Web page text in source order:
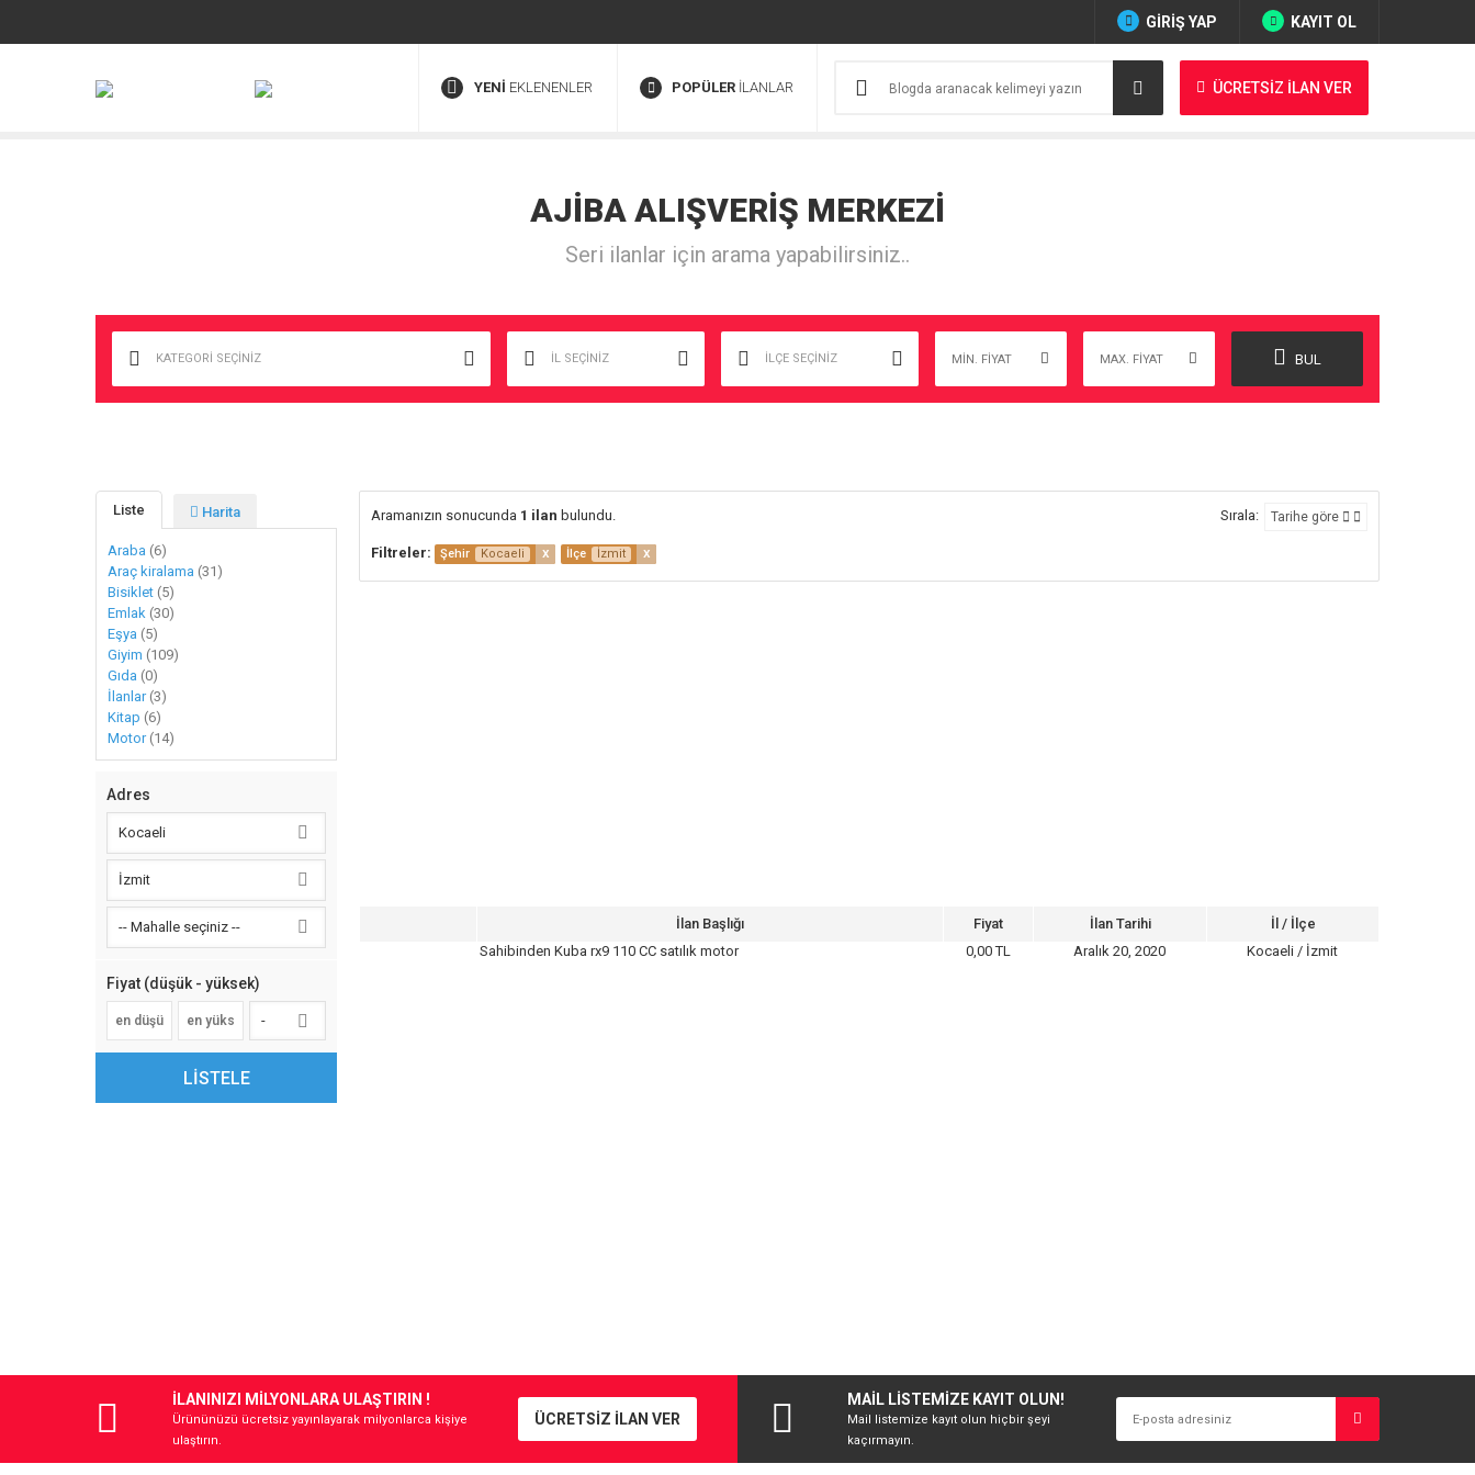
GİRİŞ YAP KAYIT OL
YENİ EKLENENLER POPÜLERİLANLAR ÜCRETSİZ İLAN VER
AJİBA ALIŞVERİŞ MERKEZİ
Seri ilanlar için arama yapabilirsiniz..
KATEGORİ SEÇİNİZ İL SEÇİNİZ İLÇE SEÇİNİZ BUL
Liste Harita
Araba (6)
Araç kiralama (31)
Bisiklet (5)
Emlak (30)
Eşya (5)
Giyim (109)
Gıda (0)
İlanlar (3)
Kitap (6)
Motor (14)
Adres
Kocaeli
İzmit
-- Mahalle seçiniz --
Fiyat (düşük - yüksek)
-
LİSTELE
Aramanızın sonucunda 1 ilan bulundu. Sırala: Tarihe göre
Filtreler: Şehir Kocaeli x İlçe İzmit x
İlan Başlığı Fiyat İlan Tarihi
İl / İlçe
Sahibinden Kuba rx9 110 CC satılık motor
0,00 TL Aralık 20, 2020 Kocaeli / İzmit
İLANINIZI MİLYONLARA ULAŞTIRIN !
Ürününüzü ücretsiz yayınlayarak milyonlarca kişiye
ulaştırın.
ÜCRETSİZ İLAN VER
MAİL LİSTEMİZE KAYIT OLUN!
Mail listemize kayıt olun hiçbir şeyi
kaçırmayın.